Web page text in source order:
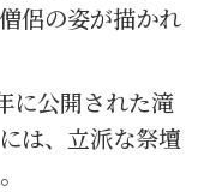
侶の姿が描かれ
に公開された滝
は、立派な祭壇